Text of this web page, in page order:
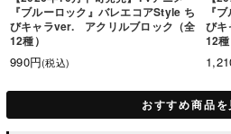
『ブルーロック』バレエコアStyle ち
びキャラver. アクリルブロック（全
12種）
990円(税込)
『
び
12種
おすすめ商品を